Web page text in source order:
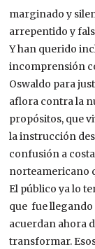
marginado y
arrepentido y
Y han querido
incomprensión
Oswaldo para
aflora contra la
propósitos, que
la instrucción
confusión a
norteamericano
El público ya lo
que fue llegando
acuerdan ahora
transformar.